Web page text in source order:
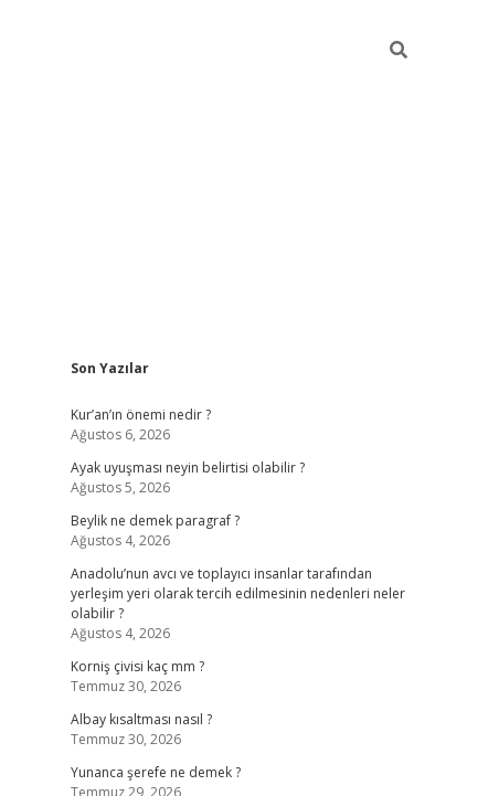
Sidebar
Son Yazılar
Kur’an’ın önemi nedir ?
Ağustos 6, 2026
Ayak uyuşması neyin belirtisi olabilir ?
Ağustos 5, 2026
Beylik ne demek paragraf ?
Ağustos 4, 2026
Anadolu’nun avcı ve toplayıcı insanlar tarafından
yerleşim yeri olarak tercih edilmesinin nedenleri neler
olabilir ?
Ağustos 4, 2026
Korniş çivisi kaç mm ?
Temmuz 30, 2026
Albay kısaltması nasıl ?
Temmuz 30, 2026
Yunanca şerefe ne demek ?
Temmuz 29, 2026